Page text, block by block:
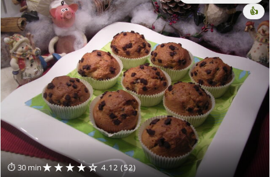
⏱ 30 min★★★★☆ 4.12 (52)
👍